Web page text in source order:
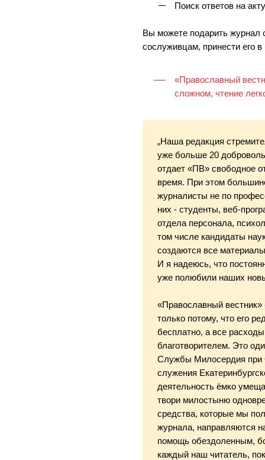
Поиск ответов на
Вы можете подарить журнал
сослуживцам, принести его
«Православный
сложном, чтение
„Наша редакция
уже больше 20
отдает «ПВ» свободное
время. При этом
журналисты не по
них - студенты, веб-
отдела персонала,
том числе кандидаты
создаются все
И я надеюсь, что
уже полюбили наших
«Православный
только потому, что его
бесплатно, а все
благотворителем. Это
Службы Милосердия при
служения
деятельность ёмко
твори милостыню
средства, которые мы
журнала, направляются
помощь обездоленным,
каждый наш читатель,